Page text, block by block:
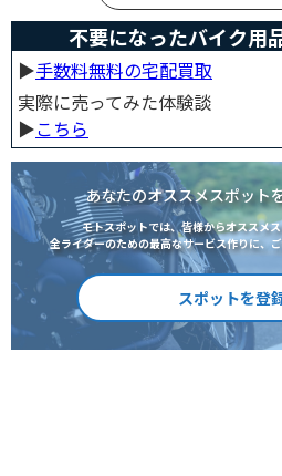
不要になったバイク用
▶︎手数料無料の宅配買取
実際に売ってみた体験談
▶︎こちら
あなたのオススメスポット
モトスポットでは、皆様からオススメ
全ライダーのための最高なサービス作りに、
スポットを登